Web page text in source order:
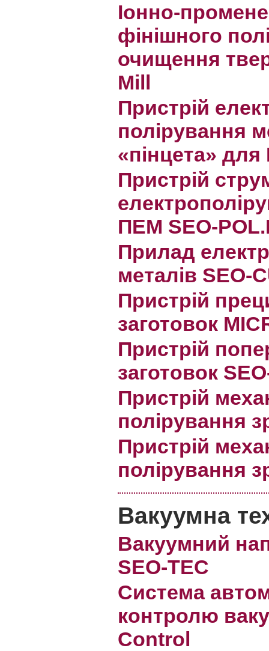
Іонно-
фінішного
очищення
Mill
Пристрій
полірування
«пінцета»
Пристрій
ПЕМ SEO-
Прилад
металів SEO-
Пристрій
заготовок
Пристрій
заготовок
Пристрій
полірування
Пристрій
полірування
Вакуумна
Вакуумний
SEO-TEC
Система
контролю
Control